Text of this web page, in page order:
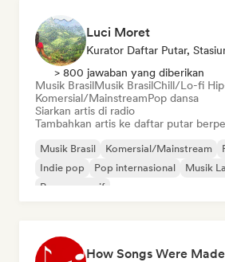
Luci Moret
Kurator Daftar Putar,
> 800 jawaban yang diberikan
Musik BrasilMusik BrasilChill/Lo-fi
Komersial/MainstreamPop dansa
Siarkan artis di radio
Tambahkan artis ke daftar putar
Musik Brasil Komersial/Mainstream
Indie pop
Pop internasional Musik
Pop progresif
How Songs Were Made